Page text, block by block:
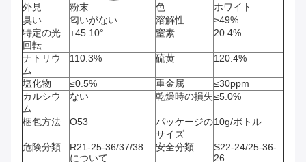
外見 粉末 色
ホワイト
臭い
匂いがない 溶解性
≥49%
特定の光
回転
+45.10° 窒素 20.4%
ナトリウ
ム
110.3% 硫黄 120.4%
塩化物 ≤0.5% 重金属
≤30ppm
カルシウ
ム
ない 乾燥時の損失≤5.0%
梱包方法 O53
パッケージの
サイズ
10g/ボトル
危険分類
R21-25-36/37/38
について
安全分類
S22-24/25-36-
26